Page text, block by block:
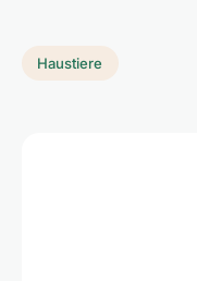
Haustiere